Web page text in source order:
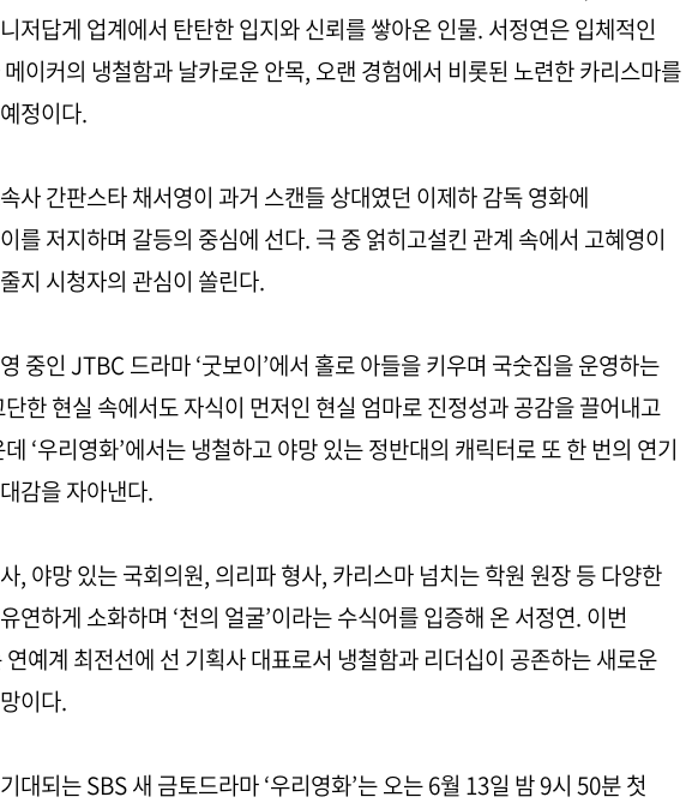
저답게 업계에서 탄탄한 입지와 신뢰를 쌓아온 인물. 서정연은 입체적인
이커의 냉철함과 날카로운 안목, 오랜 경험에서 비롯된 노련한 카리스마를
정이다.
사 간판스타 채서영이 과거 스캔들 상대였던 이제하 감독 영화에
를 저지하며 갈등의 중심에 선다. 극 중 얽히고설킨 관계 속에서 고혜영이
지 시청자의 관심이 쏠린다.
중인 JTBC 드라마 ‘굿보이’에서 홀로 아들을 키우며 국숫집을 운영하는
한 현실 속에서도 자식이 먼저인 현실 엄마로 진정성과 공감을 끌어내고
‘우리영화’에서는 냉철하고 야망 있는 정반대의 캐릭터로 또 한 번의 연기
감을 자아낸다.
, 야망 있는 국회의원, 의리파 형사, 카리스마 넘치는 학원 원장 등 다양한
연하게 소화하며 ‘천의 얼굴’이라는 수식어를 입증해 온 서정연. 이번
연예계 최전선에 선 기획사 대표로서 냉철함과 리더십이 공존하는 새로운
이다.
대되는 SBS 새 금토드라마 ‘우리영화’는 오는 6월 13일 밤 9시 50분 첫